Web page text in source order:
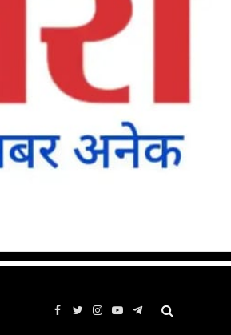
Facebook
TwitterInstagram
YouTube
Telegram